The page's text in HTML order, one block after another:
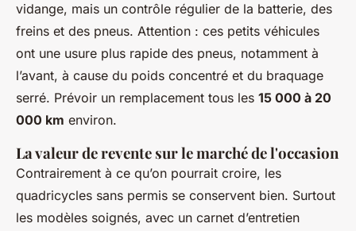
vidange, mais un contrôle régulier de la batterie, des
freins et des pneus. Attention : ces petits véhicules
ont une usure plus rapide des pneus, notamment à
l’avant, à cause du poids concentré et du braquage
serré. Prévoir un remplacement tous les 15 000 à 20
000 km environ.
La valeur de revente sur le marché de l'occasion
Contrairement à ce qu’on pourrait croire, les
quadricycles sans permis se conservent bien. Surtout
les modèles soignés, avec un carnet d’entretien